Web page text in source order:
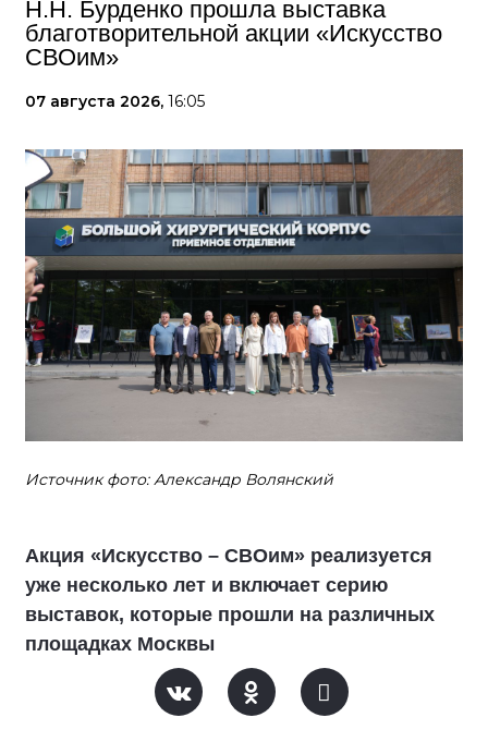
Н.Н. Бурденко прошла выставка
благотворительной акции «Искусство
СВОим»
07 августа 2026, 16:05
Источник фото: Александр Волянский
Акция «Искусство – СВОим» реализуется
уже несколько лет и включает серию
выставок, которые прошли на различных
площадках Москвы